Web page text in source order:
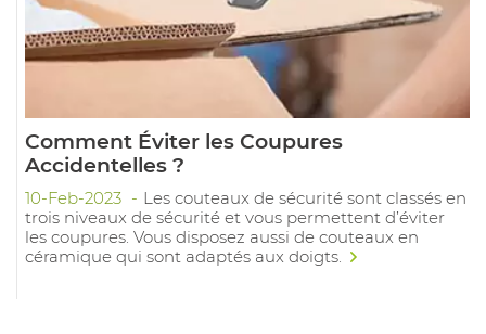
Comment Éviter les Coupures
Accidentelles ?
10-Feb-2023
Les couteaux de sécurité sont classés en
trois niveaux de sécurité et vous permettent d’éviter
les coupures. Vous disposez aussi de couteaux en
céramique qui sont adaptés aux doigts.